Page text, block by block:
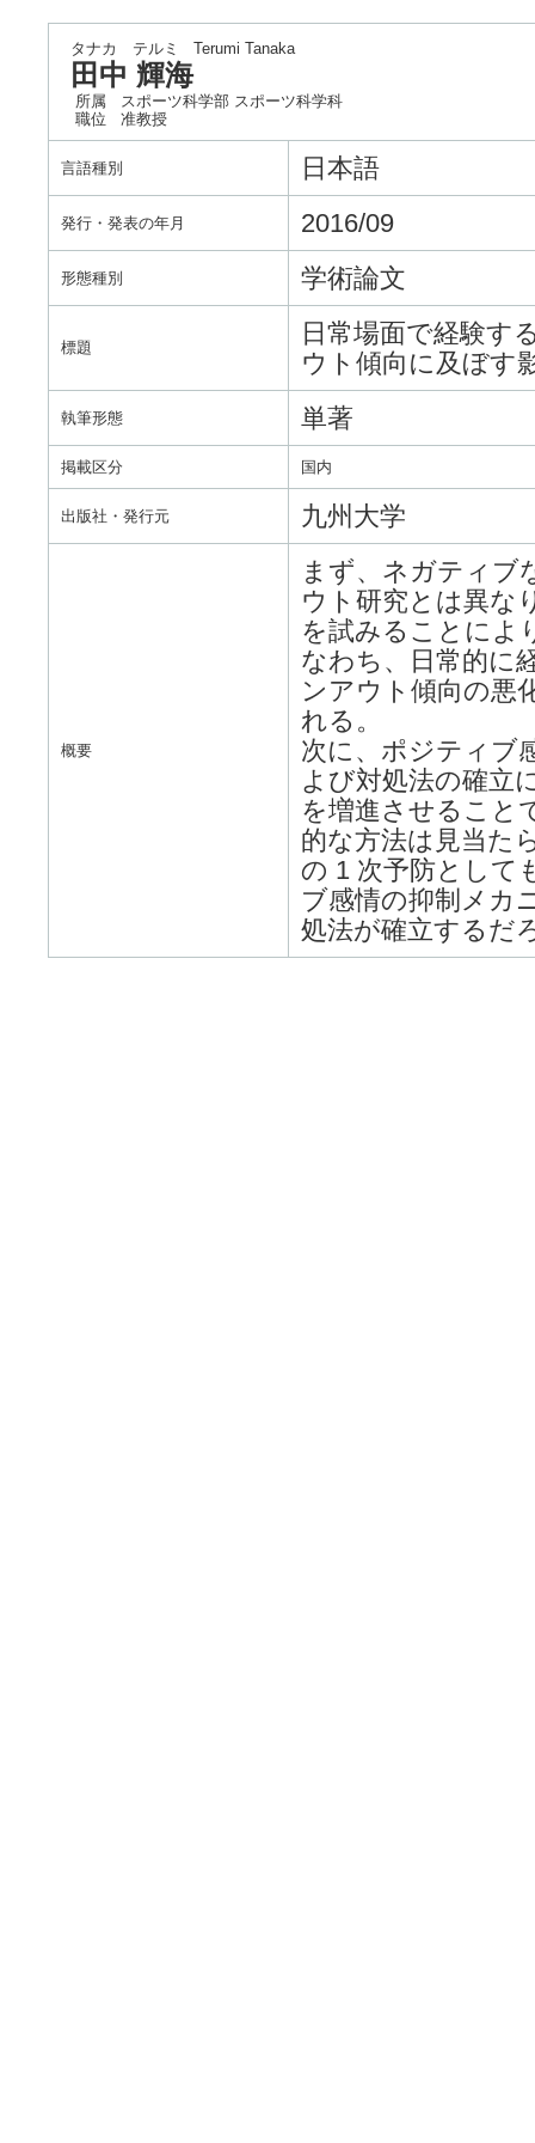
タナカ テルミ Terumi Tanaka
田中 輝海
所属
スポーツ科学部 スポーツ科学科
職位
准教授
言語種別 日本語
発行・発表の年月 2016/09
形態種別 学術論文
標題
日常場面で経験す
ウト傾向に及ぼす
執筆形態 単著
掲載区分 国内
出版社・発行元 九州大学
概要
まず、ネガティブ
ウト研究とは異な
を試みることによ
なわち、日常的に
ンアウト傾向の悪
れる。
次に、ポジティブ
よび対処法の確立
を増進させること
的な方法は見当た
の 1 次予防として
ブ感情の抑制メカ
処法が確立するだ